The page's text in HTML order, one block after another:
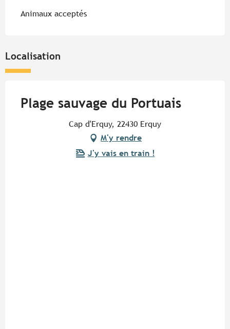
Animaux acceptés
Localisation
Plage sauvage du Portuais
Cap d'Erquy, 22430 Erquy
M'y rendre
J'y vais en train !